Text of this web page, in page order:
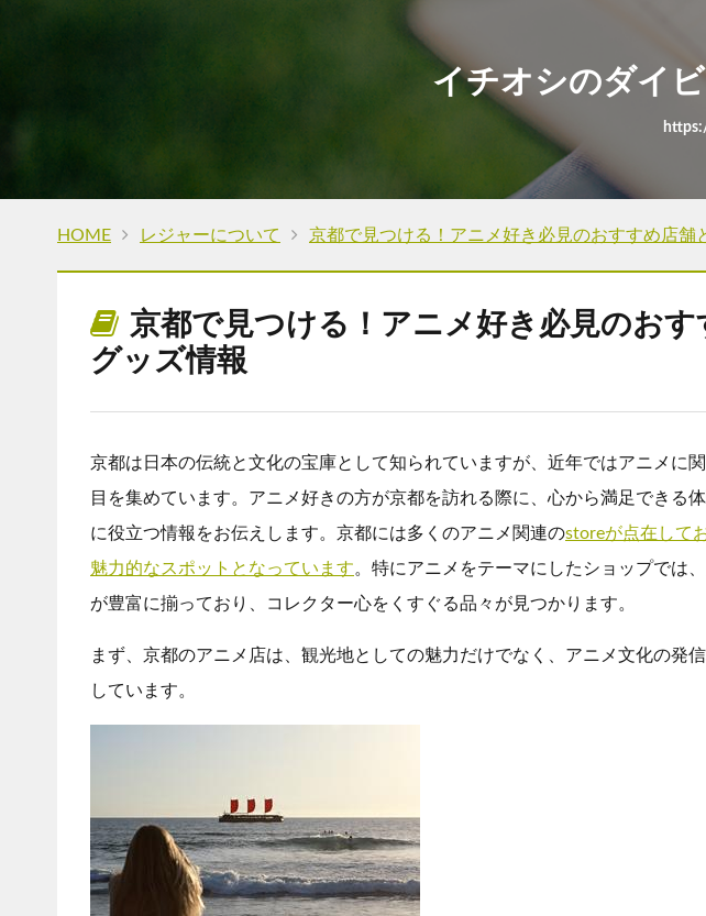
イチオシのダイ
HOME レジャーについて 京都で見つける！アニメ好き必見のおすすめ店舗
京都で見つける！アニメ好き必見のおす
グッズ情報
京都は日本の伝統と文化の宝庫として知られていますが、近年ではアニメに
目を集めています。アニメ好きの方が京都を訪れる際に、心から満足できる
に役立つ情報をお伝えします。京都には多くのアニメ関連のstoreが点在して
魅力的なスポットとなっています。特にアニメをテーマにしたショップでは
が豊富に揃っており、コレクター心をくすぐる品々が見つかります。
まず、京都のアニメ店は、観光地としての魅力だけでなく、アニメ文化の発
しています。